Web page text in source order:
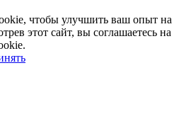
чтобы улучшить ваш опыт на
этот сайт, вы соглашаетесь на